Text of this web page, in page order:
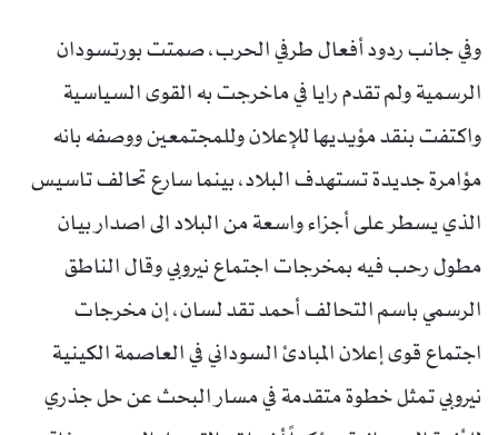
وفي جانب ردود أفعال طرفي الحرب، صمتت بورتسودان
الرسمية ولم تقدم رايا في ماخرجت به القوى السياسية
واكتفت بنقد مؤيديها للإعلان وللمجتمعين ووصفه بانه
مؤامرة جديدة تستهدف البلاد، بينما سارع تحالف تاسيس
الذي يسطر على أجزاء واسعة من البلاد الى اصدار بيان
مطول رحب فيه بمخرجات اجتماع نيروبي وقال الناطق
الرسمي باسم التحالف أحمد تقد لسان، إن مخرجات
اجتماع قوى إعلان المبادئ السوداني في العاصمة الكينية
نيروبي تمثل خطوة متقدمة في مسار البحث عن حل جذري